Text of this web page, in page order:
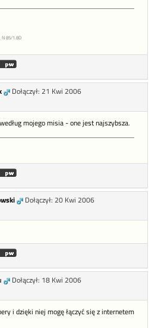
N 85/1.8D
Dołączył: 21 Kwi 2006
mojego misia - one jest najszybsza.
Dołączył: 20 Kwi 2006
Dołączył: 18 Kwi 2006
i dzięki niej mogę łączyć się z internetem